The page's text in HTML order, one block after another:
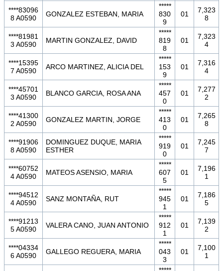
****83096
8 A0590
GONZALEZ ESTEBAN, MARIA
*****
830
9
01
7,323
8
****81981
3 A0590
MARTIN GONZALEZ, DAVID
*****
819
8
01
7,323
4
****15395
7 A0590
ARCO MARTINEZ, ALICIA DEL
*****
153
9
01
7,316
4
****45701
3 A0590
BLANCO GARCIA, ROSA ANA
*****
457
0
01
7,277
2
****41300
2 A0590
GONZALEZ MARTIN, JORGE
*****
413
0
01
7,265
8
****91906
8 A0590
DOMINGUEZ DUQUE, MARIA
ESTHER
*****
919
0
01
7,245
7
****60752
4 A0590
MATEOS ASENSIO, MARIA
*****
607
5
01
7,196
1
****94512
4 A0590
SANZ MONTAÑA, RUT
*****
945
1
01
7,186
5
****91213
5 A0590
VALERA CANO, JUAN ANTONIO
*****
912
1
01
7,139
2
****04334
6 A0590
GALLEGO REGUERA, MARIA
*****
043
3
01
7,100
1